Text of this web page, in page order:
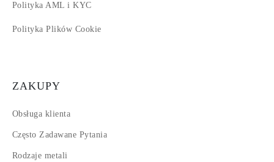
Polityka AML i KYC
Polityka Plików Cookie
ZAKUPY
Obsługa klienta
Często Zadawane Pytania
Rodzaje metali